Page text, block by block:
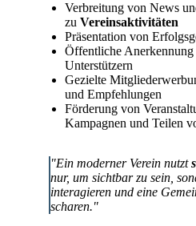
Verbreitung von News
zu Vereinsaktivitäten
Präsentation von
Öffentliche
Unterstützern
Gezielte
und Empfehlungen
Förderung von
Kampagnen und Teilen
"Ein moderner Verein nutzt
nur, um sichtbar zu sein,
interagieren und eine
scharen."